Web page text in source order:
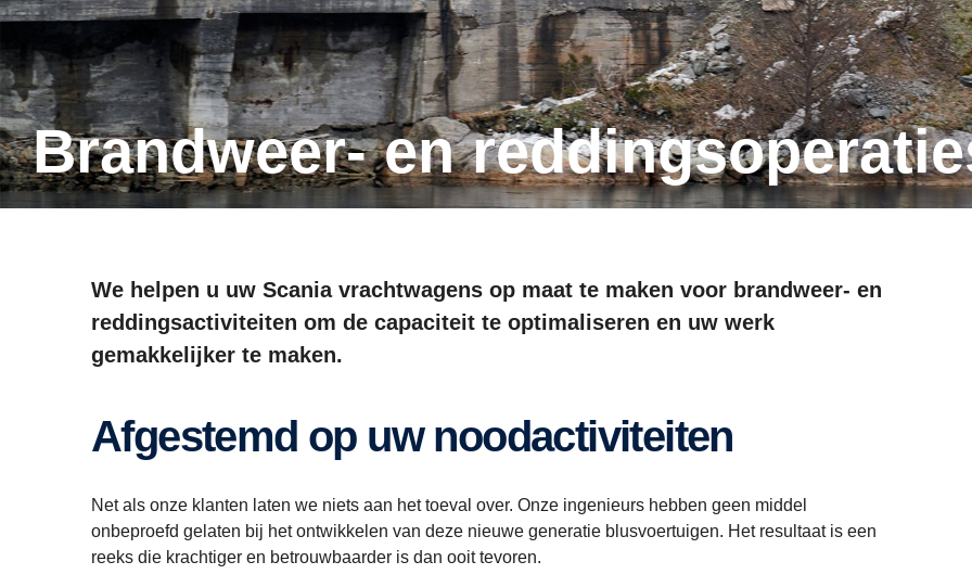
Brandweer- en
We helpen u uw Scania vrachtwagens op maat te maken voor brandweer- en
reddingsactiviteiten om de capaciteit te optimaliseren en uw werk
gemakkelijker te maken.
Afgestemd op uw noodactiviteiten
Net als onze klanten laten we niets aan het toeval over. Onze ingenieurs hebben geen middel
onbeproefd gelaten bij het ontwikkelen van deze nieuwe generatie blusvoertuigen. Het resultaat is een
reeks die krachtiger en betrouwbaarder is dan ooit tevoren.